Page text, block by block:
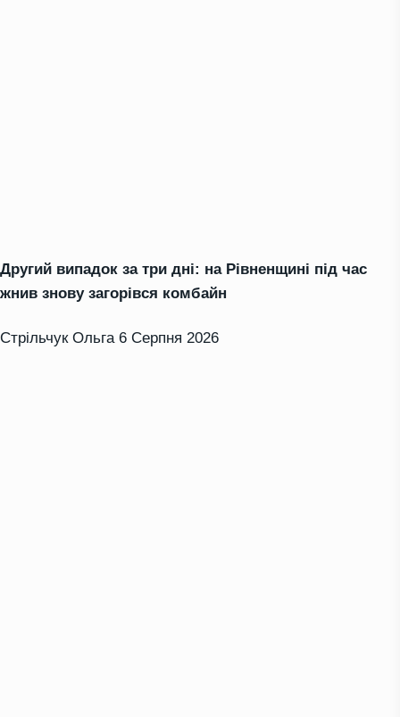
Другий випадок за три дні: на Рівненщині під час
жнив знову загорівся комбайн
Стрільчук Ольга 6 Серпня 2026